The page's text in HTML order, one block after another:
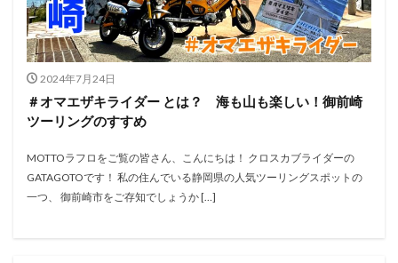
2024年7月24日
＃オマエザキライダー とは？ 海も山も楽しい！御前崎
ツーリングのすすめ
MOTTOラフロをご覧の皆さん、こんにちは！ クロスカブライダーの
GATAGOTOです！ 私の住んでいる静岡県の人気ツーリングスポットの
一つ、 御前崎市をご存知でしょうか […]